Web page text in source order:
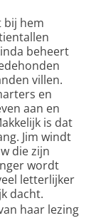
bij hem
beheert
villen.
en
aan en
is dat
Jim windt
die zijn
wordt
letterlijker
dacht.
haar lezing